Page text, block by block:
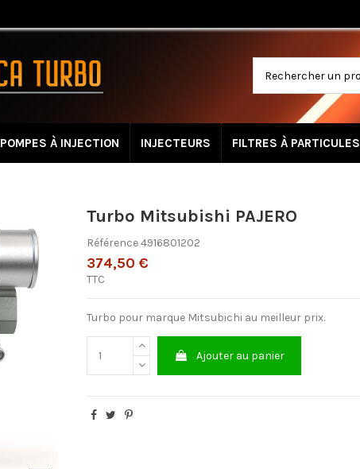
POMPES À INJECTION INJECTEURS FILTRES À PARTICULES
Turbo Mitsubishi PAJERO
Référence4916801202
374,50 €
TTC
Turbo pour marque Mitsubichi au meilleur prix.
Ajouter au panier